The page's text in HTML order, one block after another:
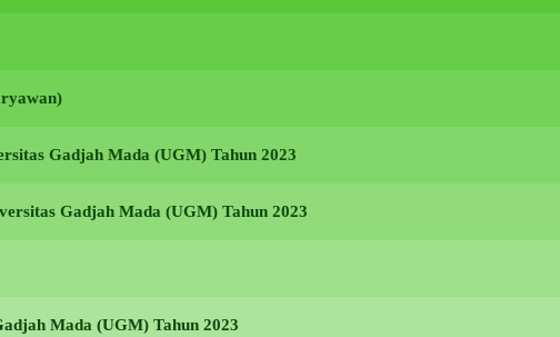
Gadjah Mada (UGM) Tahun 2023
Gadjah Mada (UGM) Tahun 2023
Mada (UGM) Tahun 2023